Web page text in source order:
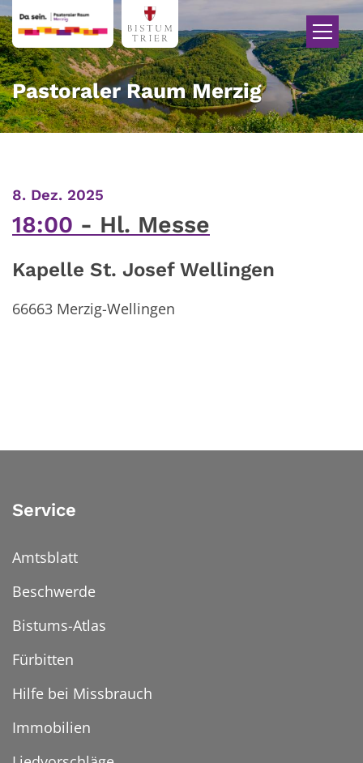
Zum Inhalt springen
Pastoraler Raum Merzig
8. Dez. 2025
18:00 Hl. Messe
Kapelle St. Josef Wellingen
66663 Merzig-Wellingen
Service
Amtsblatt
Beschwerde
Bistums-Atlas
Fürbitten
Hilfe bei Missbrauch
Immobilien